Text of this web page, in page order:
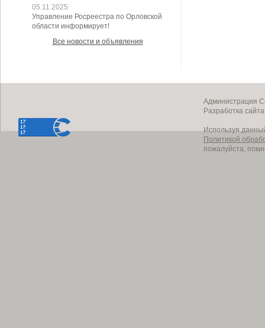
05.11.2025
Управление Росреестра по Орловской
области информирует!
Все новости и объявления
Администрация
Разработка
Используя
Политикой
пожалуйста,